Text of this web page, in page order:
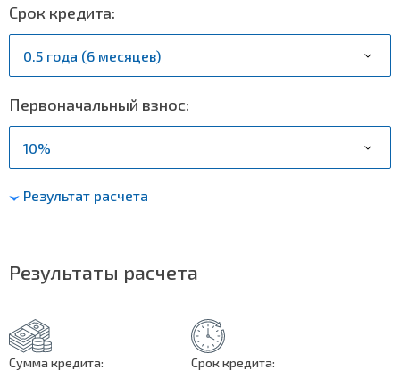
Срок кредита:
Первоначальный взнос:
Результат расчета
Результаты расчета
Сумма кредита: Срок кредита: